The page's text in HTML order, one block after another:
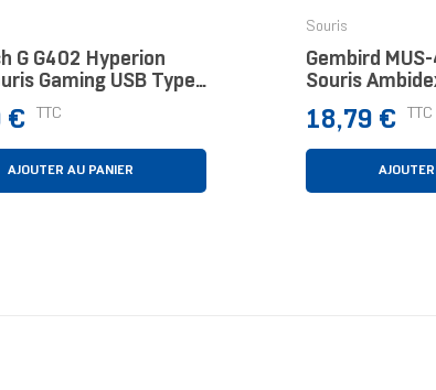
G G402 Hyperion
Gaming USB Type-
4000 DPI
€ TTC
AJOUTER AU PANIER
Souris
Gembird
Souris
A Optique
Prix
18,79 € TTC